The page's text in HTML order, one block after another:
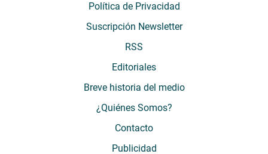
Política de Privacidad
Suscripción Newsletter
RSS
Editoriales
Breve historia del medio
¿Quiénes Somos?
Contacto
Publicidad